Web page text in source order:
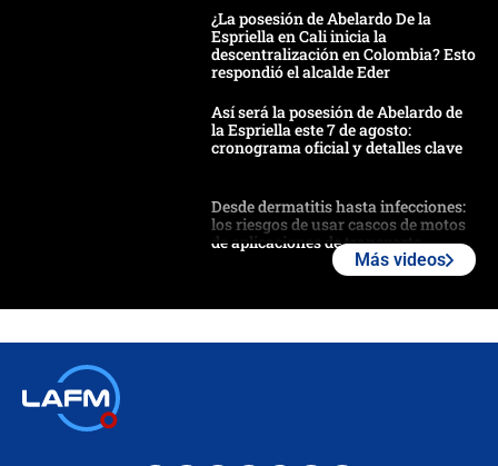
¿La posesión de Abelardo De la
Espriella en Cali inicia la
descentralización en Colombia? Esto
respondió el alcalde Eder
Así será la posesión de Abelardo de
la Espriella este 7 de agosto:
cronograma oficial y detalles clave
Desde dermatitis hasta infecciones:
los riesgos de usar cascos de motos
de aplicaciones de transporte
Más videos